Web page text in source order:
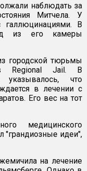
наблюдать за
Митчела. У
галлюцинациями. В
из его камеры
городской тюрьмы
Regional Jail. В
указывалось, что
в лечении с
Его вес на тот
медицинского
"грандиозные идеи",
на лечение